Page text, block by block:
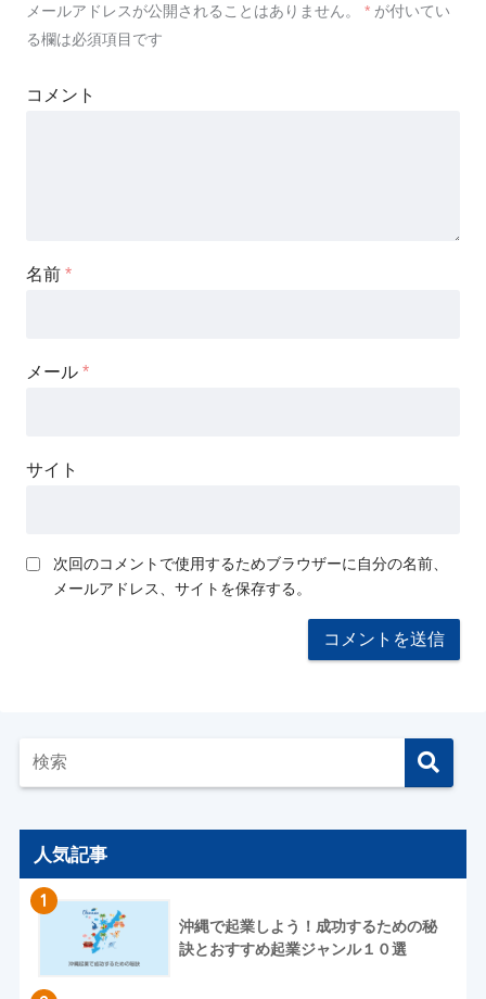
メールアドレスが公開されることはありません。 * が付いてい
る欄は必須項目です
コメント
名前 *
メール *
サイト
次回のコメントで使用するためブラウザーに自分の名前、
メールアドレス、サイトを保存する。
人気記事
1
沖縄で起業しよう！成功するための秘
訣とおすすめ起業ジャンル１０選